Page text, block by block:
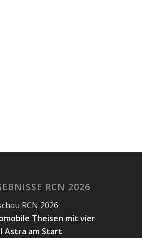
RCN 2026
RCN 2026
Theisen mit vier
Astra am Start